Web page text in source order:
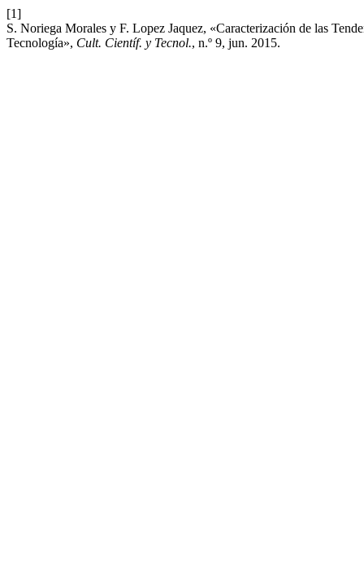
[1]
S. Noriega Morales y F. Lopez Jaquez, «Caracterización de las
Tecnología», Cult. Científ. y Tecnol., n.º 9, jun. 2015.